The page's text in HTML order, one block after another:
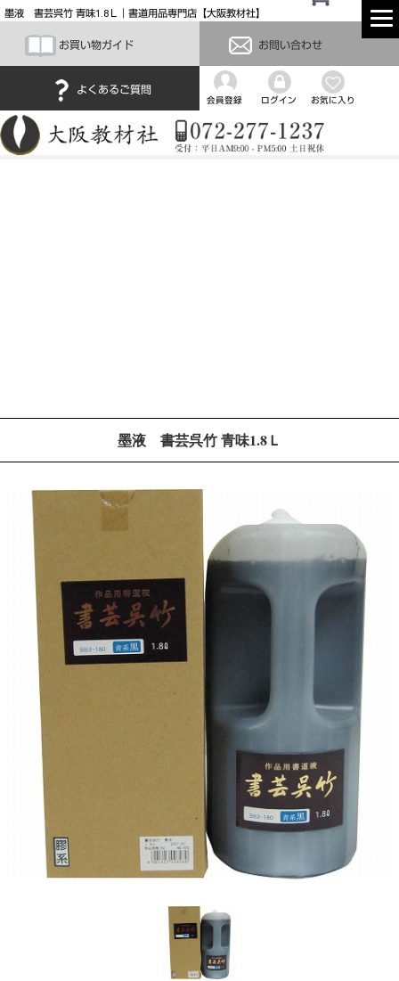
墨液 書芸呉竹 青味1.8Ｌ｜書道用品専門店【大阪教材社】
お買い物ガイド お問い合わせ
よくあるご質問
会員登録 ログイン お気に入り
墨液 書芸呉竹 青味1.8Ｌ